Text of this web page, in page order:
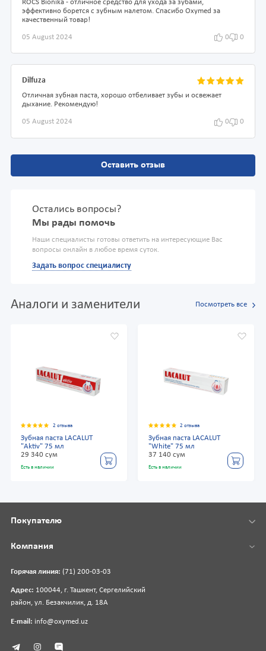
ROCS Bionika - отличное средство для ухода за зубами,
эффективно борется с зубным налетом. Спасибо Oxymed за
качественный товар!
05 August 2024 0 0
Dilfuza
Отличная зубная паста, хорошо отбеливает зубы и освежает
дыхание. Рекомендую!
05 August 2024 0 0
Оставить отзыв
Остались вопросы?
Мы рады помочь
Наши специалисты готовы ответить на интересующие Вас
вопросы онлайн в любое время суток.
Задать вопрос специалисту
Аналоги и заменители Посмотреть все
2 отзыва
Зубная паста LACALUT
"Aktiv" 75 мл
29 340 сум
Есть в наличии
2 отзыва
Зубная паста LACALUT
"White" 75 мл
37 140 сум
Есть в наличии
Горячая линия: (71) 200-03-03
Адрес: 100044, г. Ташкент, Сергелийский
район, ул. Безакчилик, д. 18А
E-mail: info@oxymed.uz
Покупателю
Компания